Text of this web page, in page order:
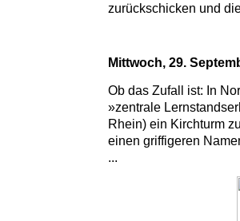
zurückschicken und
Mittwoch, 29.
Ob das Zufall ist: In
»zentrale
Rhein) ein Kirchturm
einen griffigeren
...